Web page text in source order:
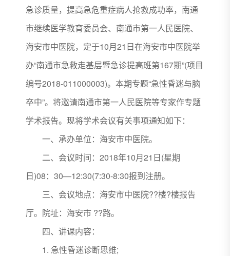
急诊质量，提高急危重症病人抢救成功率，南通
市继续医学教育委员会、南通市第一人民医院、
海安市中医院，定于10月21日在海安市中医院举
办“南通市急救走基层暨急诊提高班第167期”(项目
编号2018-011000003)。本期专题“急性昏迷与脑
卒中”。将邀请南通市第一人民医院等专家作专题
学术报告。现将学术会议有关事项通知如下：
一、承办单位：海安市中医院。
二、会议时间：2018年10月21日(星期
日)08：30—12:30(7:30-8:30报到注册。
三、会议地点：海安市中医院??楼?楼报告
厅。院址：海安市 ??路。
四、讲课内容：
1. 急性昏迷诊断思维;